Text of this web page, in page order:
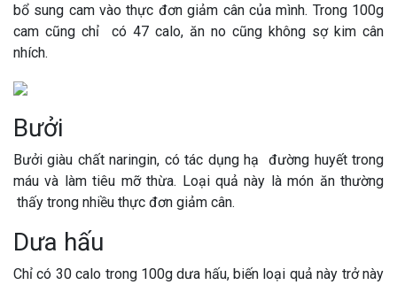
bổ sung cam vào thực đơn giảm cân của mình. Trong 100g
cam cũng chỉ có 47 calo, ăn no cũng không sợ kim cân
nhích.
Bưởi
Bưởi giàu chất naringin, có tác dụng hạ đường huyết trong
máu và làm tiêu mỡ thừa. Loại quả này là món ăn thường
thấy trong nhiều thực đơn giảm cân.
Dưa hấu
Chỉ có 30 calo trong 100g dưa hấu, biến loại quả này trở này